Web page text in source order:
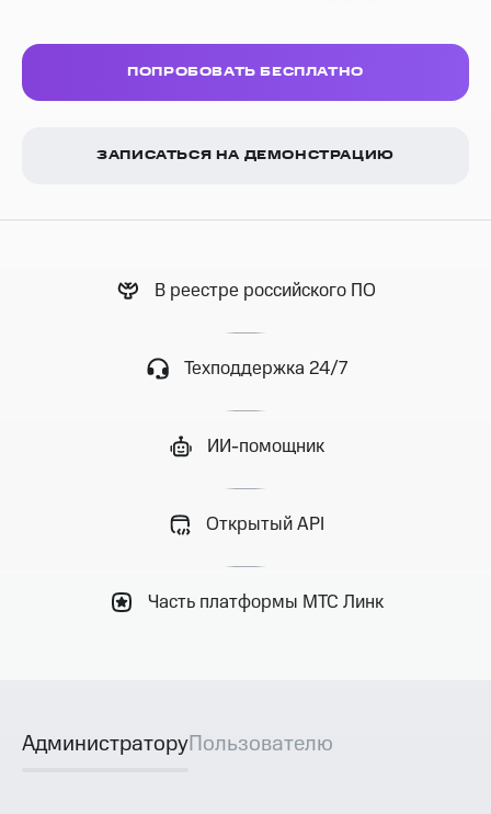
ПОПРОБОВАТЬ БЕСПЛАТНО
ЗАПИСАТЬСЯ НА ДЕМОНСТРАЦИЮ
В реестре российского ПО
Техподдержка 24/7
ИИ-помощник
Открытый API
Часть платформы МТС Линк
АдминистраторуПользователю